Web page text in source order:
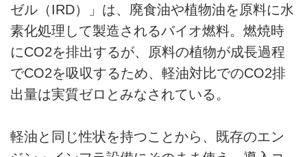
ゼル（IRD）」は、廃食油や植物油を原料に水
素化処理して製造されるバイオ燃料。燃焼時
にCO2を排出するが、原料の植物が成長過程
でCO2を吸収するため、軽油対比でのCO2排
出量は実質ゼロとみなされている。
軽油と同じ性状を持つことから、既存のエン